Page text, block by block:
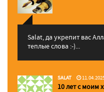
Salat, да укрепит вас
теплые слова :-)...
SALAT
10 лет с моим